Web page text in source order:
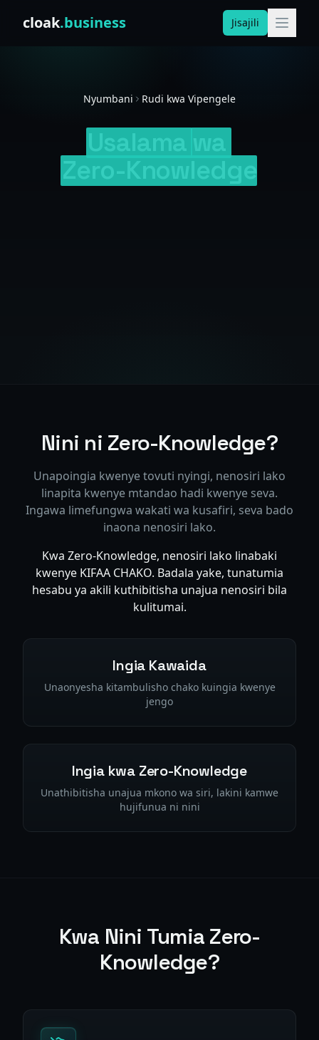
cloak.business Jisajili
Nyumbani Rudi kwa Vipengele
Nini ni Zero-Knowledge?
Unapoingia kwenye tovuti nyingi, nenosiri lako
linapita kwenye mtandao hadi kwenye seva.
Ingawa limefungwa wakati wa kusafiri, seva bado
inaona nenosiri lako.
Kwa Zero-Knowledge, nenosiri lako linabaki
kwenye KIFAA CHAKO. Badala yake, tunatumia
hesabu ya akili kuthibitisha unajua nenosiri bila
kulitumai.
Ingia Kawaida
Unaonyesha kitambulisho chako kuingia kwenye
jengo
Ingia kwa Zero-Knowledge
Unathibitisha unajua mkono wa siri, lakini kamwe
hujifunua ni nini
Kwa Nini Tumia Zero-
Knowledge?